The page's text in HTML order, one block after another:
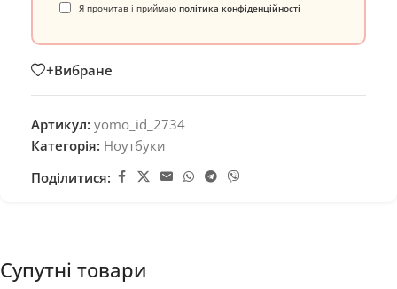
Я прочитав і приймаю політика конфіденційності
+Вибране
Артикул: yomo_id_2734
Категорія: Ноутбуки
Поділитися:
Супутні товари